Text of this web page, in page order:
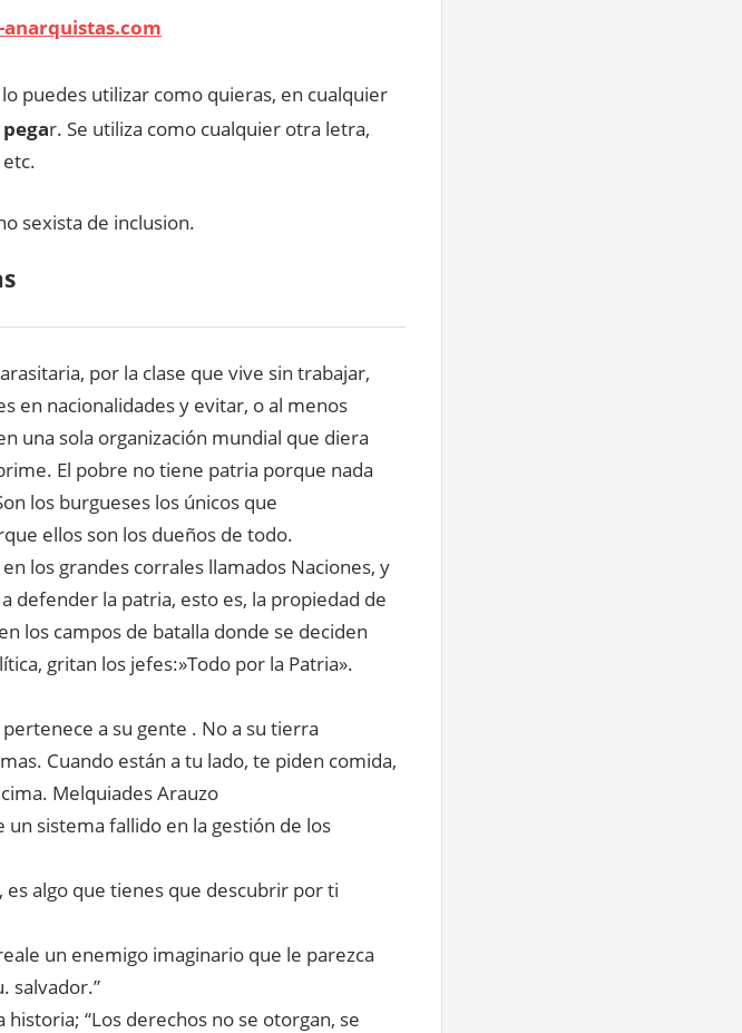
puedes utilizar como quieras, en cualquier
r. Se utiliza como cualquier otra letra,
sexista de inclusion.
por la clase que vive sin trabajar,
en nacionalidades y evitar, o al menos
una sola organización mundial que diera
El pobre no tiene patria porque nada
los burgueses los únicos que
ellos son los dueños de todo.
los grandes corrales llamados Naciones, y
defender la patria, esto es, la propiedad de
los campos de batalla donde se deciden
gritan los jefes:»Todo por la Patria».
a su gente . No a su tierra
Cuando están a tu lado, te piden comida,
Melquiades Arauzo
un sistema fallido en la gestión de los
algo que tienes que descubrir por ti
un enemigo imaginario que le parezca
salvador.”
historia; “Los derechos no se otorgan, se